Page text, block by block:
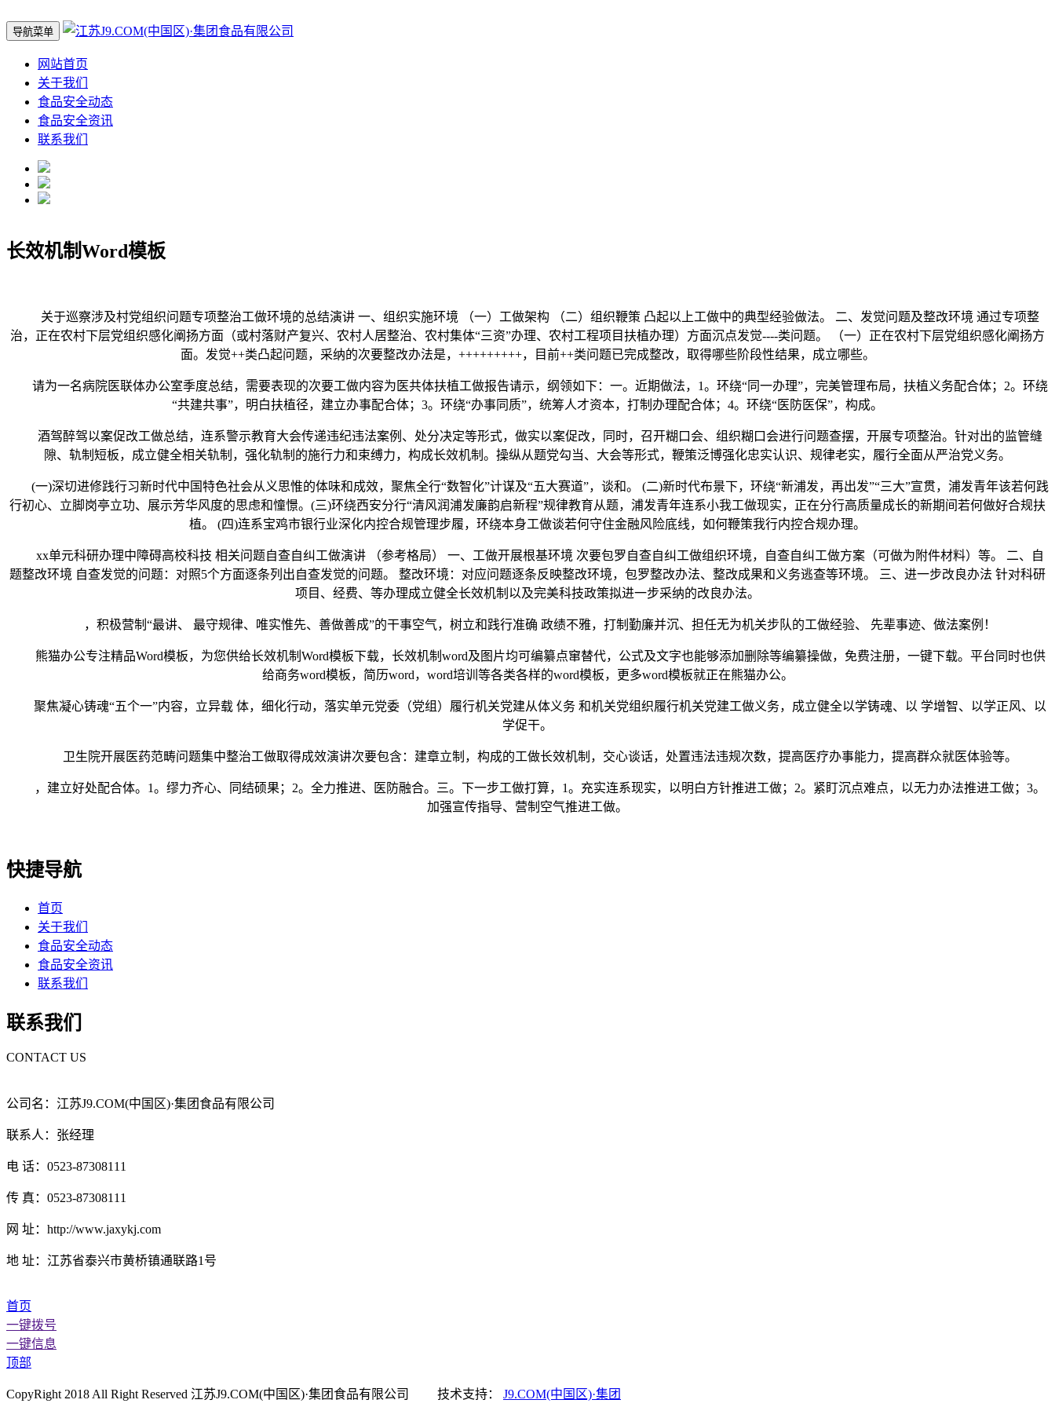
导航菜单
网站首页
关于我们
食品安全动态
食品安全资讯
联系我们
长效机制Word模板
关于巡察涉及村党组织问题专项整治工做环境的总结演讲 一、组织实施环境 （一）工做架构 （二）组织鞭策 凸起以上工做中的典型经验做法。 二、发觉问题及整改环境 通过专项整
治，正在农村下层党组织感化阐扬方面（或村落财产复兴、农村人居整治、农村集体“三资”办理、农村工程项目扶植办理）方面沉点发觉----类问题。 （一）正在农村下层党组织感化阐扬方
面。发觉++类凸起问题，采纳的次要整改办法是，+++++++++，目前++类问题已完成整改，取得哪些阶段性结果，成立哪些。
请为一名病院医联体办公室季度总结，需要表现的次要工做内容为医共体扶植工做报告请示，纲领如下：一。近期做法，1。环绕“同一办理”，完美管理布局，扶植义务配合体；2。环绕
“共建共事”，明白扶植径，建立办事配合体；3。环绕“办事同质”，统筹人才资本，打制办理配合体；4。环绕“医防医保”，构成。
酒驾醉驾以案促改工做总结，连系警示教育大会传递违纪违法案例、处分决定等形式，做实以案促改，同时，召开糊口会、组织糊口会进行问题查摆，开展专项整治。针对出的监管缝
隙、轨制短板，成立健全相关轨制，强化轨制的施行力和束缚力，构成长效机制。操纵从题党勾当、大会等形式，鞭策泛博强化忠实认识、规律老实，履行全面从严治党义务。
(一)深切进修践行习新时代中国特色社会从义思惟的体味和成效，聚焦全行“数智化”计谋及“五大赛道”，谈和。 (二)新时代布景下，环绕“新浦发，再出发”“三大”宣贯，浦发青年该若何践
行初心、立脚岗亭立功、展示芳华风度的思虑和憧憬。(三)环绕西安分行“清风润浦发廉韵启新程”规律教育从题，浦发青年连系小我工做现实，正在分行高质量成长的新期间若何做好合规扶
植。 (四)连系宝鸡市银行业深化内控合规管理步履，环绕本身工做谈若何守住金融风险底线，如何鞭策我行内控合规办理。
xx单元科研办理中障碍高校科技 相关问题自查自纠工做演讲 （参考格局） 一、工做开展根基环境 次要包罗自查自纠工做组织环境，自查自纠工做方案（可做为附件材料）等。 二、自
题整改环境 自查发觉的问题：对照5个方面逐条列出自查发觉的问题。 整改环境：对应问题逐条反映整改环境，包罗整改办法、整改成果和义务逃查等环境。 三、进一步改良办法 针对科研
项目、经费、等办理成立健全长效机制以及完美科技政策拟进一步采纳的改良办法。
，积极营制“最讲、 最守规律、唯实惟先、善做善成”的干事空气，树立和践行准确 政绩不雅，打制勤廉并沉、担任无为机关步队的工做经验、 先辈事迹、做法案例！
熊猫办公专注精品Word模板，为您供给长效机制Word模板下载，长效机制word及图片均可编纂点窜替代，公式及文字也能够添加删除等编纂操做，免费注册，一键下载。平台同时也供
给商务word模板，简历word，word培训等各类各样的word模板，更多word模板就正在熊猫办公。
聚焦凝心铸魂“五个一”内容，立异载 体，细化行动，落实单元党委（党组）履行机关党建从体义务 和机关党组织履行机关党建工做义务，成立健全以学铸魂、以 学增智、以学正风、以
学促干。
卫生院开展医药范畴问题集中整治工做取得成效演讲次要包含：建章立制，构成的工做长效机制，交心谈话，处置违法违规次数，提高医疗办事能力，提高群众就医体验等。
，建立好处配合体。1。缪力齐心、同结硕果；2。全力推进、医防融合。三。下一步工做打算，1。充实连系现实，以明白方针推进工做；2。紧盯沉点难点，以无力办法推进工做；3。
加强宣传指导、营制空气推进工做。
快捷导航
首页
关于我们
食品安全动态
食品安全资讯
联系我们
联系我们
CONTACT US
公司名：江苏J9.COM(中国区)·集团食品有限公司
联系人：张经理
电 话：0523-87308111
传 真：0523-87308111
网 址：http://www.jaxykj.com
地 址：江苏省泰兴市黄桥镇通联路1号
首页
一键拨号
一键信息
顶部
CopyRight 2018 All Right Reserved 江苏J9.COM(中国区)·集团食品有限公司 技术支持： J9.COM(中国区)·集团